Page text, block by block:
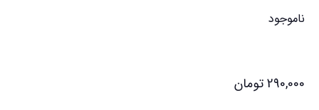
ناموجود
290,000تومان